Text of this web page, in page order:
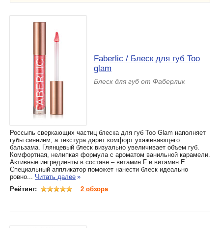
Faberlic / Блеск для губ Too
glam
Блеск для губ от Фаберлик
Россыпь сверкающих частиц блеска для губ Too Glam наполняет
губы сиянием, а текстура дарит комфорт ухаживающего
бальзама. Глянцевый блеск визуально увеличивает объем губ.
Комфортная, нелипкая формула с ароматом ванильной карамели.
Активные ингредиенты в составе – витамин F и витамин E.
Специальный аппликатор поможет нанести блеск идеально
ровно... Читать далее »
Рейтинг:
2 обзора